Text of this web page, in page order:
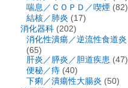
喘息／ＣＯＰＤ／喫煙 (82)
結核／肺炎 (17)
消化器科 (202)
消化性潰瘍／逆流性食道炎
(65)
肝炎／膵炎／胆道疾患 (47)
便秘／痔 (40)
下痢／潰瘍性大腸炎 (50)